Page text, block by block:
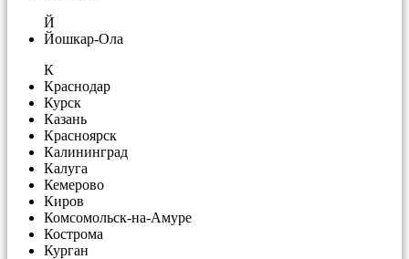
Й
Йошкар-Ола
К
Краснодар
Курск
Казань
Красноярск
Калининград
Калуга
Кемерово
Киров
Комсомольск-на-Амуре
Кострома
Курган